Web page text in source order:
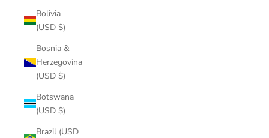
Bolivia
(USD $)
Bosnia &
Herzegovina
(USD $)
Botswana
(USD $)
Brazil (USD